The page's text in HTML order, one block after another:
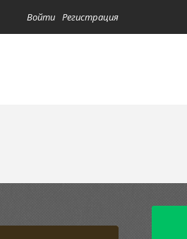
Регистрация
Войти